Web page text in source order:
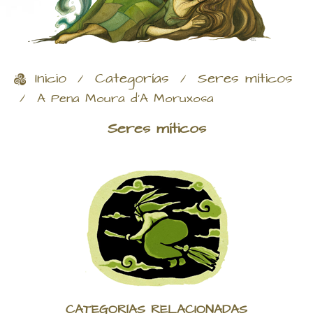
Inicio / Categorías / Seres míticos
/ A Pena Moura d'A Moruxosa
Seres míticos
CATEGORÍAS RELACIONADAS